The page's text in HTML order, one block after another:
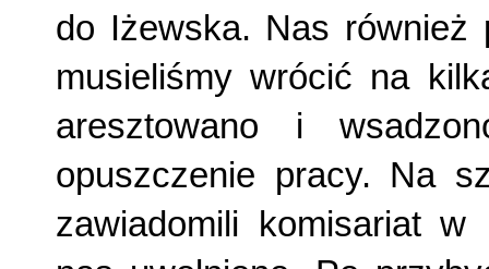
do Iżewska. Nas również
musieliśmy wrócić na
aresztowano i
opuszczenie pracy. Na
zawiadomili komisariat